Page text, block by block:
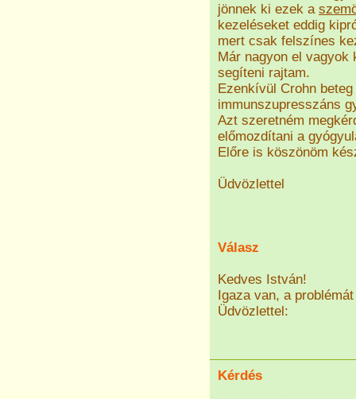
jönnek ki ezek a
kezeléseket eddig
mert csak felszínes
Már nagyon el vagyok
segíteni rajtam.
Ezenkívül Crohn
immunszupresszáns
Azt szeretném
előmozdítani a
Előre is köszönöm
Üdvözlettel
Válasz
Kedves István!
Igaza van, a
Üdvözlettel:
Kérdés